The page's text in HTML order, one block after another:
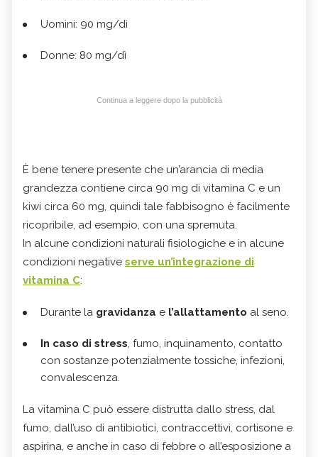
Uomini: 90 mg/dì
Donne: 80 mg/dì
Continua a leggere dopo la pubblicità
È bene tenere presente che un’arancia di media
grandezza contiene circa 90 mg di vitamina C e un
kiwi circa 60 mg, quindi tale fabbisogno è facilmente
ricopribile, ad esempio, con una spremuta.
In alcune condizioni naturali fisiologiche e in alcune
condizioni negative serve un’integrazione di
vitamina C:
Durante la gravidanza e l’allattamento al seno.
In caso di stress , fumo, inquinamento, contatto
con sostanze potenzialmente tossiche, infezioni,
convalescenza.
La vitamina C può essere distrutta dallo stress, dal
fumo, dall’uso di antibiotici, contraccettivi, cortisone e
aspirina, e anche in caso di febbre o all’esposizione a